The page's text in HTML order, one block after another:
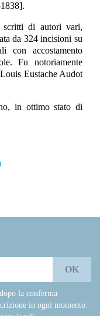
scritti di autori vari,
da 324 incisioni su
con accostamento
Fu notoriamente
Eustache Audot
in ottimo stato di
la conferma
in ogni momento.